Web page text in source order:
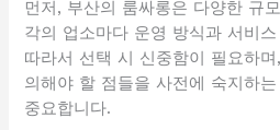
먼저, 부산의 룸싸롱은 다양한 규
각의 업소마다 운영 방식과 서비
따라서 선택 시 신중함이 필요하
의해야 할 점들을 사전에 숙지하
중요합니다.